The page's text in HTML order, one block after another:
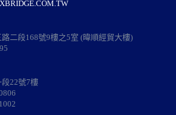
⼆段168號9樓之5室 (暐順經貿大樓)
22號7樓